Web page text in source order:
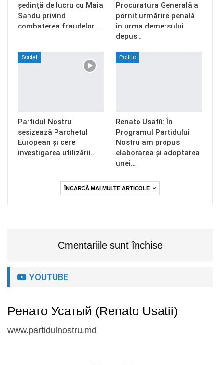
ședință de lucru cu Maia
Sandu privind
combaterea fraudelor…
Procuratura Generală a
pornit urmărire penală
în urma demersului
depus…
Social
Partidul Nostru
sesizează Parchetul
European și cere
investigarea utilizării…
Politic
Renato Usatîi: În
Programul Partidului
Nostru am propus
elaborarea și adoptarea
unei…
ÎNCARCĂ MAI MULTE ARTICOLE
Cmentariile sunt închise
YOUTUBE
Ренато Усатый (Renato Usatii)
www.partidulnostru.md